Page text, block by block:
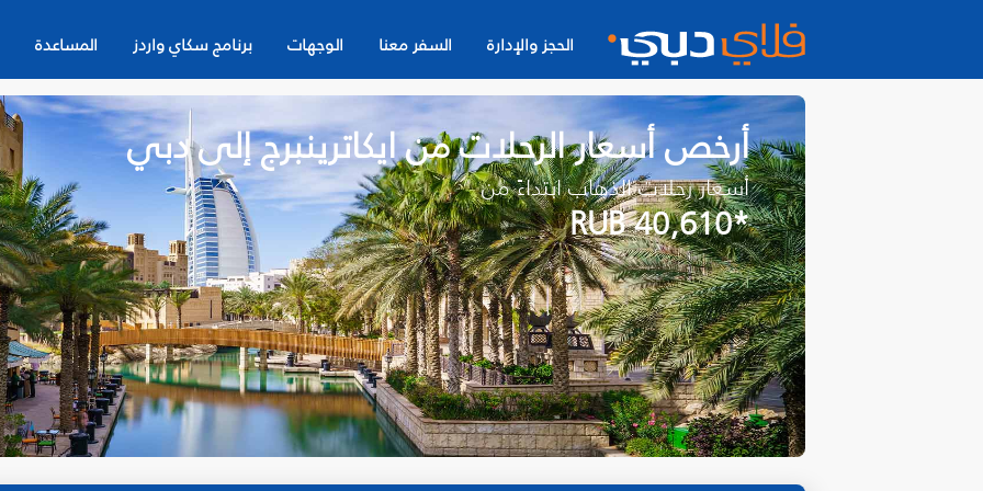
الحجز والإدارة السفر معنا الوجهات برنامج سكاي واردز المساعدة
أرخص أسعار الرحلات من ايكاترينبرج إلى دبي
أسعار رحلات الذهاب ابتداءً من
*RUB 40,610